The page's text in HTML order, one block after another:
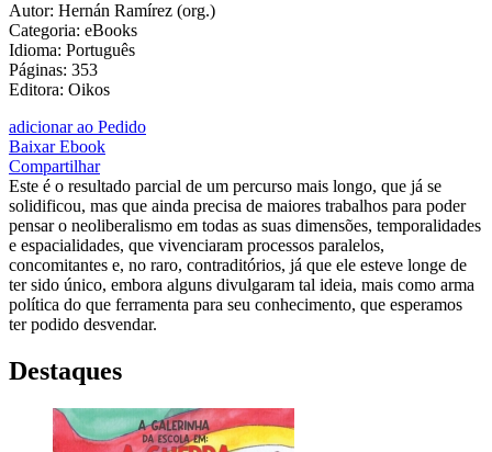
Autor: Hernán Ramírez (org.)
Categoria: eBooks
Idioma: Português
Páginas: 353
Editora: Oikos
adicionar ao Pedido
Baixar Ebook
Compartilhar
Este é o resultado parcial de um percurso mais longo, que já se
solidificou, mas que ainda precisa de maiores trabalhos para poder
pensar o neoliberalismo em todas as suas dimensões, temporalidades
e espacialidades, que vivenciaram processos paralelos,
concomitantes e, no raro, contraditórios, já que ele esteve longe de
ter sido único, embora alguns divulgaram tal ideia, mais como arma
política do que ferramenta para seu conhecimento, que esperamos
ter podido desvendar.
Destaques